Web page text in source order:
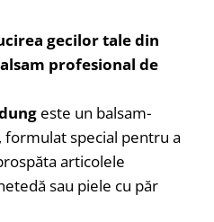
gecilor tale din
profesional de
este un balsam-
formulat special pentru a
articolele
sau piele cu păr